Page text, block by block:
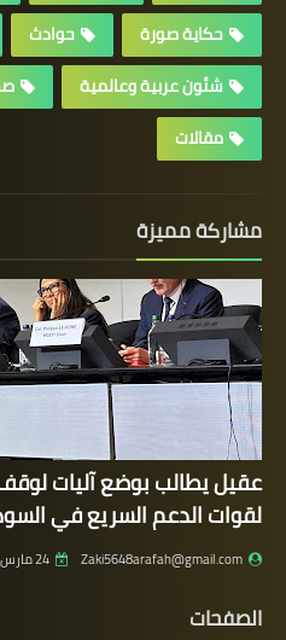
حكاية صورة
حوادث
شئون عربية وعالمية
مقالات
مشاركة مميزة
عقيل يطالب بوضع آليات
لقوات الدعم السريع في
Zaki5648arafah@gmail.com 24 مارس 2026
الصفحات